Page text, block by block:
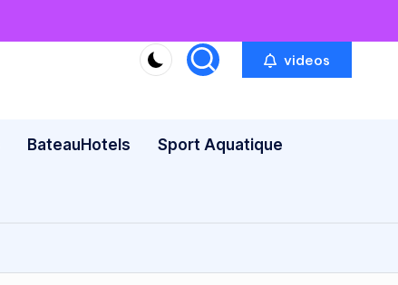
videos
BateauHotels Sport Aquatique